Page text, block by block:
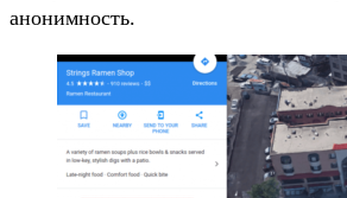
анонимность.